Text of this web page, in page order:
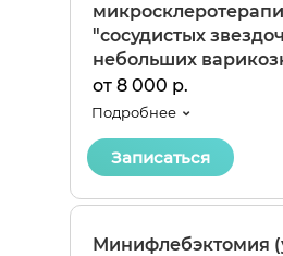
"сосудистых
небольших
от 8 000 р.
Подробнее
Записаться
Минифлебэктомия